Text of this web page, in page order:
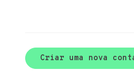
Criar uma nova